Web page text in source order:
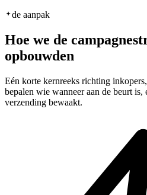
de aanpak
Hoe we de
opbouwden
Eén korte kernreeks richting
bepalen wie wanneer aan de beurt is,
verzending bewaakt.